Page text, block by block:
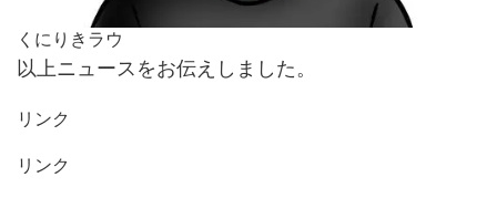
くにりきラウ
以上ニュースをお伝えしました。
リンク
リンク